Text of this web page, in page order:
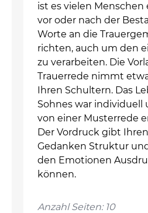
ist es vielen Menschen
vor oder nach der
Worte an die
richten, auch um den
zu verarbeiten. Die
Trauerrede nimmt
Ihren Schultern. Das
Sohnes war individuell
von einer Musterrede
Der Vordruck gibt
Gedanken Struktur
den Emotionen
können.
Anzahl Seiten: 10